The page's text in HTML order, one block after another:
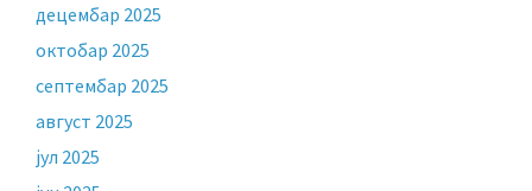
децембар 2025
октобар 2025
септембар 2025
август 2025
јул 2025